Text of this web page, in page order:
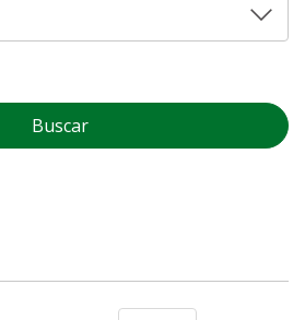
Buscar